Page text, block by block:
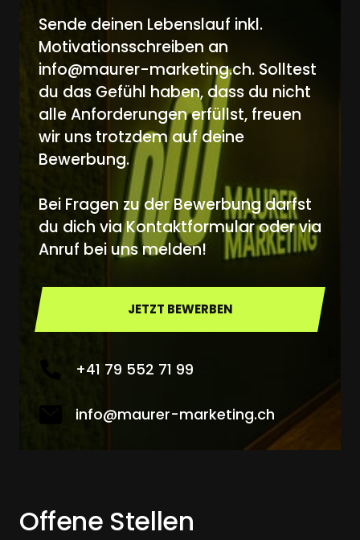
Sende deinen Lebenslauf inkl.
Motivationsschreiben an
info@maurer-marketing.ch. Solltest
du das Gefühl haben, dass du nicht
alle Anforderungen erfüllst, freuen
wir uns trotzdem auf deine
Bewerbung.
Bei Fragen zu der Bewerbung darfst
du dich via Kontaktformular oder via
Anruf bei uns melden!
JETZT BEWERBEN
+41 79 552 71 99
info@maurer-marketing.ch
Offene Stellen